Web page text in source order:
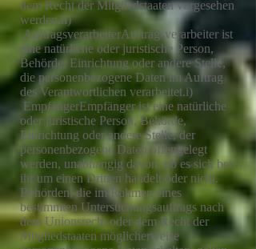
dem Recht der Mitgliedstaaten vorgesehen
werden.h)
AuftragsverarbeiterAuftragsverarbeiter ist
eine natürliche oder juristische Person,
Behörde, Einrichtung oder andere Stelle,
die personenbezogene Daten im Auftrag
des Verantwortlichen verarbeitet.i)
EmpfängerEmpfänger ist eine natürliche
oder juristische Person, Behörde,
Einrichtung oder andere Stelle, der
personenbezogene Daten offengelegt
werden, unabhängig davon, ob es sich bei
ihr um einen Dritten handelt oder nicht.
Behörden, die im Rahmen eines
bestimmten Untersuchungsauftrags nach
dem Unionsrecht oder dem Recht der
Mitgliedstaaten möglicherweise